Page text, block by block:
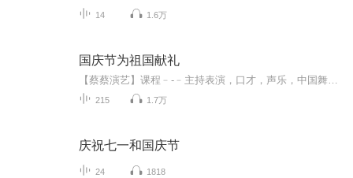
14 1.6万
国庆节为祖国献礼
215 1.7万
庆祝七一和国庆节
24 1818